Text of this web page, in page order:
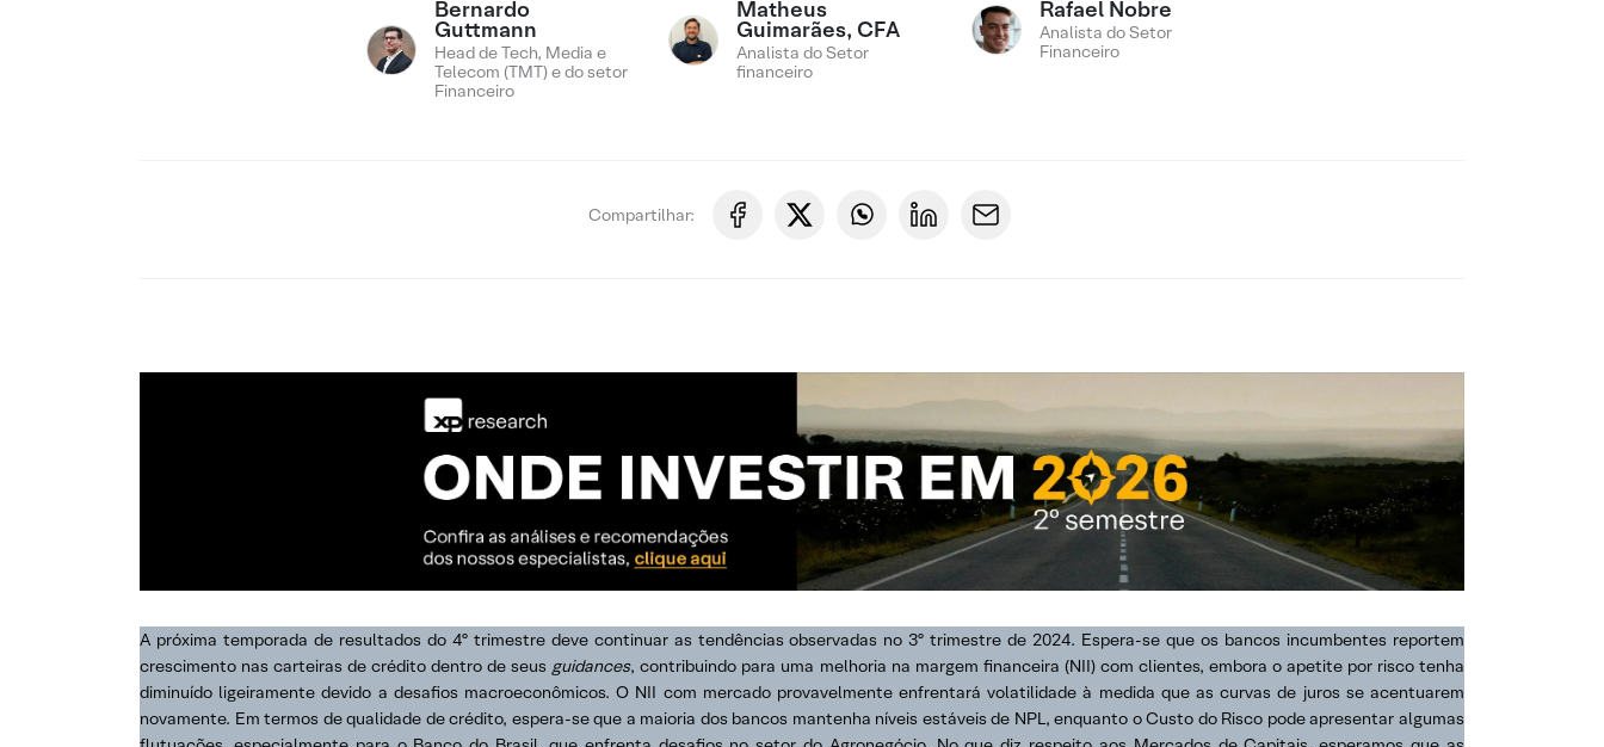
Bernardo
Guttmann
Head de Tech, Media e
Telecom (TMT) e do setor
Financeiro
Matheus
Guimarães, CFA
Analista do Setor
financeiro
Rafael Nobre
Analista do Setor
Financeiro
Compartilhar:
A próxima temporada de resultados do 4º trimestre deve continuar as tendências observadas no 3º trimestre de 2024. Espera-se que os bancos incumbentes reportem
crescimento nas carteiras de crédito dentro de seus guidances, contribuindo para uma melhoria na margem financeira (NII) com clientes, embora o apetite por risco tenha
diminuído ligeiramente devido a desafios macroeconômicos. O NII com mercado provavelmente enfrentará volatilidade à medida que as curvas de juros se acentuarem
novamente. Em termos de qualidade de crédito, espera-se que a maioria dos bancos mantenha níveis estáveis de NPL, enquanto o Custo do Risco pode apresentar algumas